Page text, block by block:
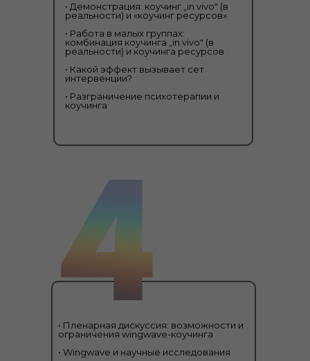
• Демонстрация: коучинг „in vivo" (в
реальности) и «коучинг ресурсов»
• Работа в малых группах:
комбинация коучинга „in vivo" (в
реальности) и коучинга ресурсов
• Какой эффект вызывает сет
интервенции?
• Разграничение психотерапии и
коучинга
• Пленарная дискуссия: возможности и
ограничения wingwave-коучинга
• Wingwave и научные исследования